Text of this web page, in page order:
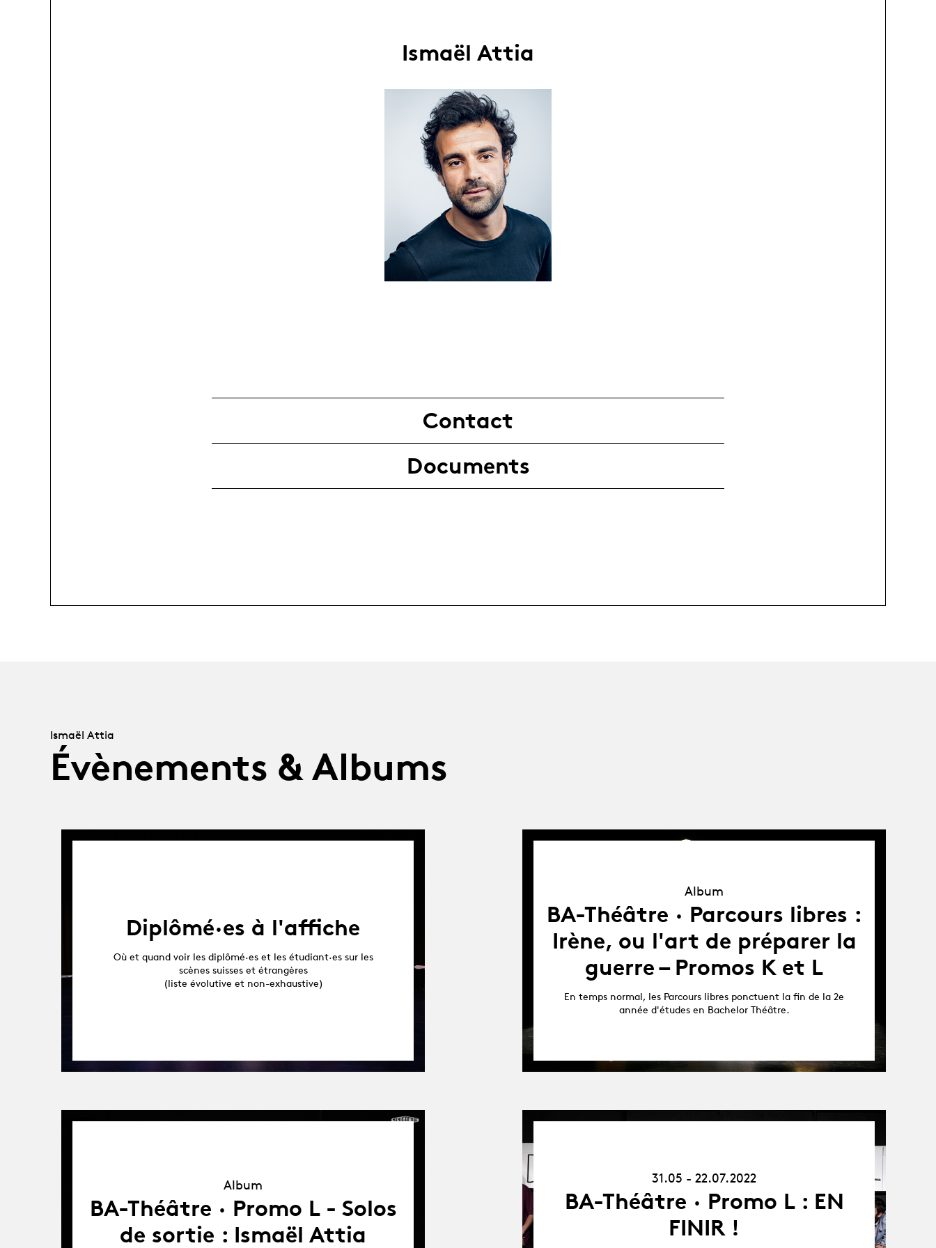
Ismaël Attia
Contact
Documents
Ismaël Attia
Évènements & Albums
Diplômé·es à l'affiche
Où et quand voir les diplômé·es et les étudiant·es sur les
scènes suisses et étrangères
(liste évolutive et non-exhaustive)
Album
BA-Théâtre · Parcours libres :
Irène, ou l'art de préparer la
guerre – Promos K et L
En temps normal, les Parcours libres ponctuent la fin de la 2e
année d'études en Bachelor Théâtre.
Album
BA-Théâtre · Promo L - Solos
de sortie : Ismaël Attia
31.05 - 22.07.2022
BA-Théâtre · Promo L : EN
FINIR !